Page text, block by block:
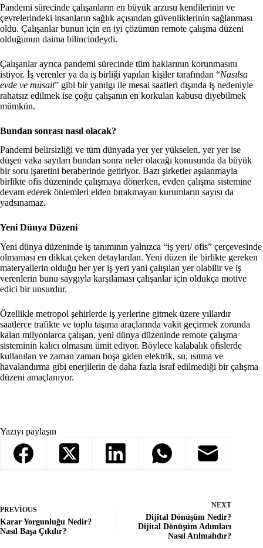
Pandemi sürecinde çalışanların en büyük arzusu kendilerinin ve
çevrelerindeki insanların sağlık açısından güvenliklerinin sağlanması
oldu. Çalışanlar bunun için en iyi çözümün remote çalışma düzeni
olduğunun daima bilincindeydi.
Çalışanlar ayrıca pandemi sürecinde tüm haklarının korunmasını
istiyor. İş verenler ya da iş birliği yapılan kişiler tarafından “Nasılsa
evde ve müsait” gibi bir yanılgı ile mesai saatleri dışında iş nedeniyle
rahatsız edilmek ise çoğu çalışanın en korkulan kabusu diyebilmek
mümkün.
Bundan sonrası nasıl olacak?
Pandemi belirsizliği ve tüm dünyada yer yer yükselen, yer yer ise
düşen vaka sayıları bundan sonra neler olacağı konusunda da büyük
bir soru işaretini beraberinde getiriyor. Bazı şirketler aşılanmayla
birlikte ofis düzeninde çalışmaya dönerken, evden çalışma sistemine
devam ederek önlemleri elden bırakmayan kurumların sayısı da
yadsınamaz.
Yeni Dünya Düzeni
Yeni dünya düzeninde iş tanımının yalnızca “iş yeri/ ofis” çerçevesinde
olmaması en dikkat çeken detaylardan. Yeni düzen ile birlikte gereken
materyallerin olduğu her yer iş yeri yani çalışılan yer olabilir ve iş
verenlerin bunu saygıyla karşılaması çalışanlar için oldukça motive
edici bir unsurdur.
Özellikle metropol şehirlerde iş yerlerine gitmek üzere yıllardır
saatlerce trafikte ve toplu taşıma araçlarında vakit geçirmek zorunda
kalan milyonlarca çalışan, yeni dünya düzeninde remote çalışma
sisteminin kalıcı olmasını ümit ediyor. Böylece kalabalık ofislerde
kullanılan ve zaman zaman boşa giden elektrik, su, ısıtma ve
havalandırma gibi enerjilerin de daha fazla israf edilmediği bir çalışma
düzeni amaçlanıyor.
Yazıyı paylaşın
PREVIOUS
Karar Yorgunluğu Nedir?
Nasıl Başa Çıkılır?
NEXT
Dijital Dönüşüm Nedir?
Dijital Dönüşüm Adımları
Nasıl Atılmalıdır?